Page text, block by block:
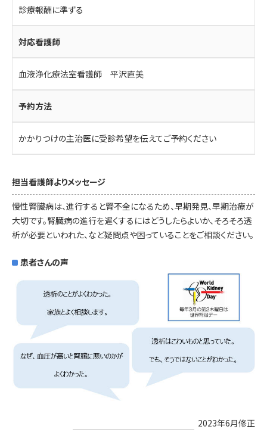
診療報酬に準ずる
対応看護師
血液浄化療法室看護師 平沢直美
予約方法
かかりつけの主治医に受診希望を伝えてご予約ください
担当看護師よりメッセージ
慢性腎臓病は、進行すると腎不全になるため、早期発見、早期治療が
大切です。腎臓病の進行を遅くするにはどうしたらよいか、そろそろ透
析が必要といわれた、など疑問点や困っていることをご相談ください。
患者さんの声
2023年6月修正